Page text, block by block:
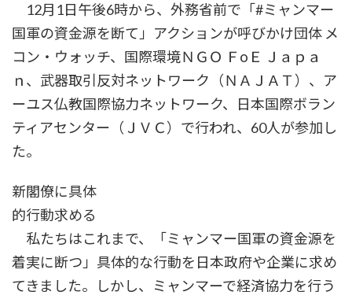
12月1日午後6時から、外務省前で「#ミャンマー
国軍の資金源を断て」アクションが呼びかけ団体 メ
コン・ウォッチ、国際環境ＮＧＯ ＦоＥ Ｊａｐａ
ｎ、武器取引反対ネットワーク（ＮＡＪＡＴ）、ア
ーユス仏教国際協力ネットワーク、日本国際ボラン
ティアセンター（ＪＶＣ）で行われ、60人が参加し
た。
新閣僚に具体
的行動求める
私たちはこれまで、「ミャンマー国軍の資金源を
着実に断つ」具体的な行動を日本政府や企業に求め
てきました。しかし、ミャンマーで経済協力を行う